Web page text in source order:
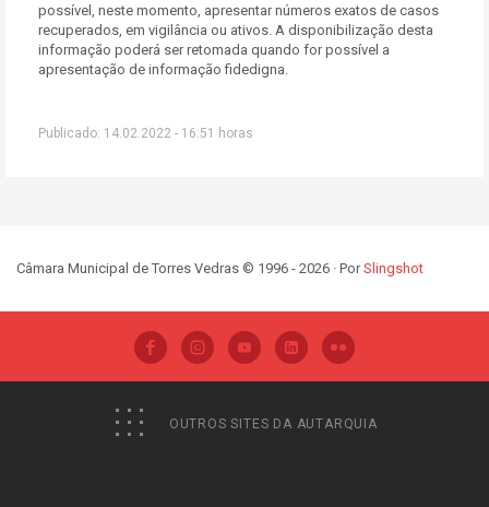
possível, neste momento, apresentar números exatos de casos
recuperados, em vigilância ou ativos. A disponibilização desta
informação poderá ser retomada quando for possível a
apresentação de informação fidedigna.
Publicado: 14.02.2022 - 16:51 horas
Câmara Municipal de Torres Vedras © 1996 - 2026 · PorSlingshot
OUTROS SITES DA AUTARQUIA